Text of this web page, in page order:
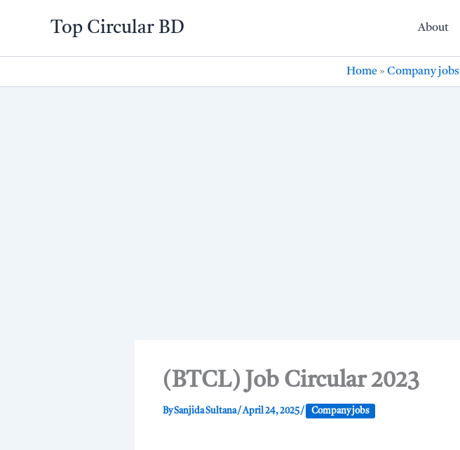
Top Circular BD About
Home» Company jobs
(BTCL) Job Circular 2023
BySanjida Sultana/April 24, 2025/ Company jobs